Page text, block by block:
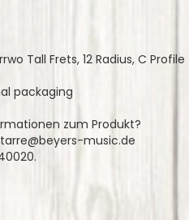
Tall Frets, 12 Radius, C Profile
packaging
zum Produkt?
music.de